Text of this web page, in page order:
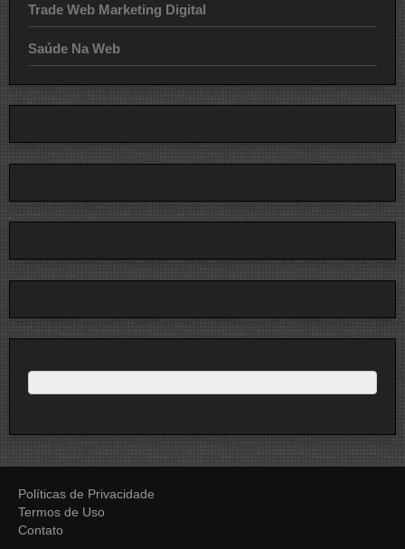
Trade Web Marketing Digital
Saúde Na Web
Políticas de Privacidade
Termos de Uso
Contato